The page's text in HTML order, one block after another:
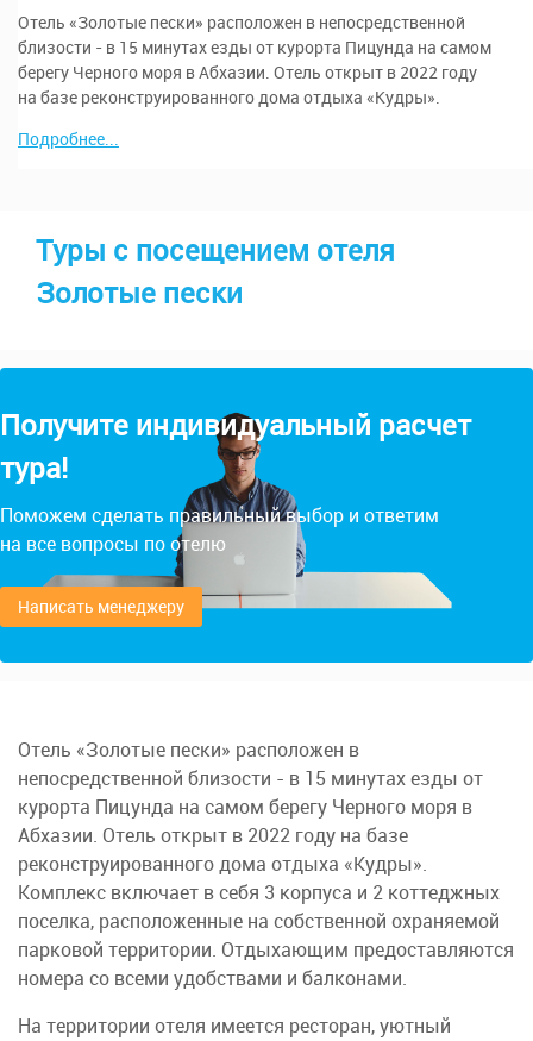
Отель «Золотые пески» расположен в непосредственной
близости - в 15 минутах езды от курорта Пицунда на самом
берегу Черного моря в Абхазии. Отель открыт в 2022 году
на базе реконструированного дома отдыха «Кудры».
Подробнее...
Туры с посещением отеля
Золотые пески
Получите индивидуальный расчет
тура!
Поможем сделать правильный выбор и ответим
на все вопросы по отелю
Написать менеджеру
Отель «Золотые пески» расположен в
непосредственной близости - в 15 минутах езды от
курорта Пицунда на самом берегу Черного моря в
Абхазии. Отель открыт в 2022 году на базе
реконструированного дома отдыха «Кудры».
Комплекс включает в себя 3 корпуса и 2 коттеджных
поселка, расположенные на собственной охраняемой
парковой территории. Отдыхающим предоставляются
номера со всеми удобствами и балконами.
На территории отеля имеется ресторан, уютный